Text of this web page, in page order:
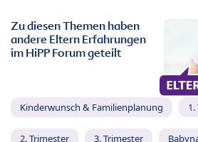
Zu diesen Themen haben
andere Eltern Erfahrungen
im HiPP Forum geteilt
Kinderwunsch & Familienplanung
2. Trimester 3. Trimester